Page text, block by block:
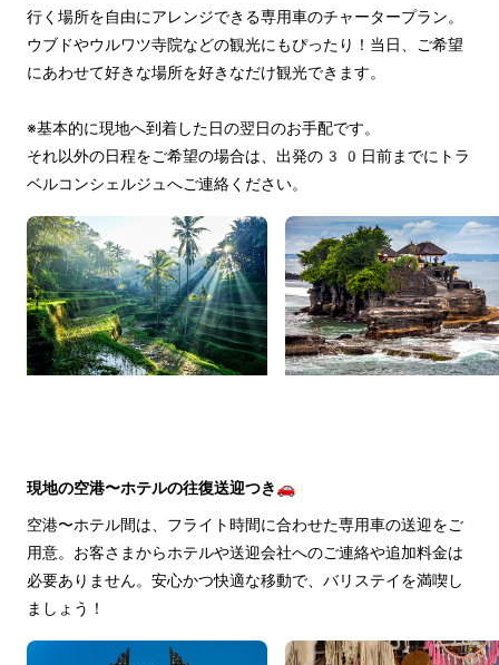
行く場所を自由にアレンジできる専用車のチャータープラン。
ウブドやウルワツ寺院などの観光にもぴったり！当日、ご希望
にあわせて好きな場所を好きなだけ観光できます。
※基本的に現地へ到着した日の翌日のお手配です。
それ以外の日程をご希望の場合は、出発の30日前までにトラ
ベルコンシェルジュへご連絡ください。
現地の空港〜ホテルの往復送迎つき🚗
空港〜ホテル間は、フライト時間に合わせた専用車の送迎をご
用意。お客さまからホテルや送迎会社へのご連絡や追加料金は
必要ありません。安心かつ快適な移動で、バリステイを満喫し
ましょう！